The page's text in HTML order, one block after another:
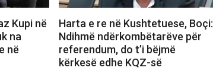
Kupi në
na
në
Harta e re në Kushtetuese, Boçi:
Ndihmë ndërkombëtarëve për
referendum, do t’i bëjmë
kërkesë edhe KQZ-së